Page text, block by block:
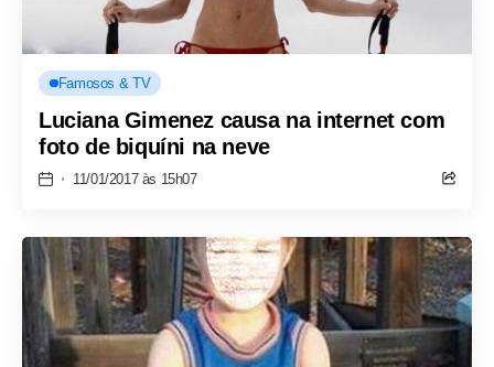
Famosos & TV
Luciana Gimenez causa na internet com
foto de biquíni na neve
11/01/2017 às 15h07